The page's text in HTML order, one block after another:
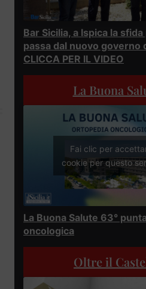
Bar Sicilia, a Ispica la
passa dal nuovo governo
CLICCA PER IL VIDEO
La Buona
Fai clic per
cookie per questo
La Buona Salute 63°
oncologica
Oltre il